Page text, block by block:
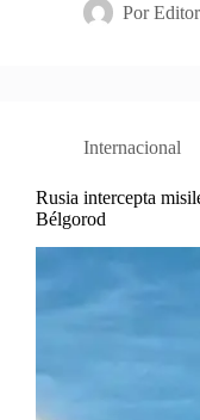
Por Editor
Internacional
Rusia intercepta
Bélgorod